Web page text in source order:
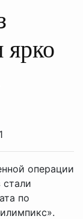
ярко
операции
по